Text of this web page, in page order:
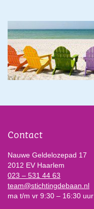
Contact
Nauwe Geldelozepad 17
2012 EV Haarlem
023 – 531 44 63
team@stichtingdebaan.nl
ma t/m vr 9:30 – 16:30 uur